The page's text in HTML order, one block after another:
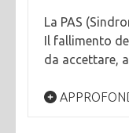
La PAS
Il fallimento
da accettare,